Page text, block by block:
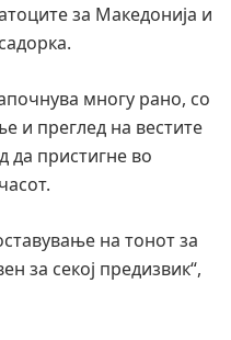
за Македонија и
многу рано, со
и преглед на вестите
да пристигне во
на тонот за
за секој предизвик“,